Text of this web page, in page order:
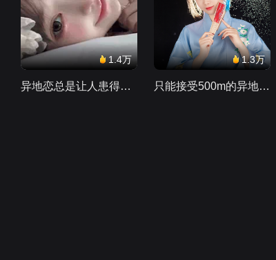
1.4万
异地恋总是让人患得患失。。。
1.3万
只能接受500m的异地恋，电动车没电了......